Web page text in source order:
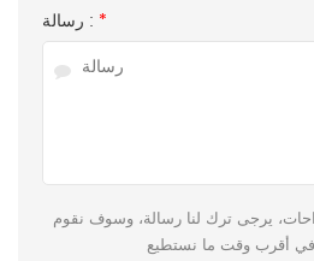
رسالة : *
يرجى ترك لنا رسالة، وسوف نقوم